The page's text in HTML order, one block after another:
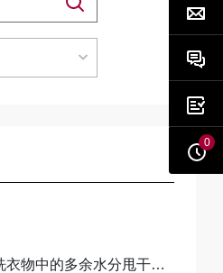
物中的多余水分甩干，
0